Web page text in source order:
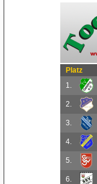
Platz
1.
2.
3.
4.
5.
6.